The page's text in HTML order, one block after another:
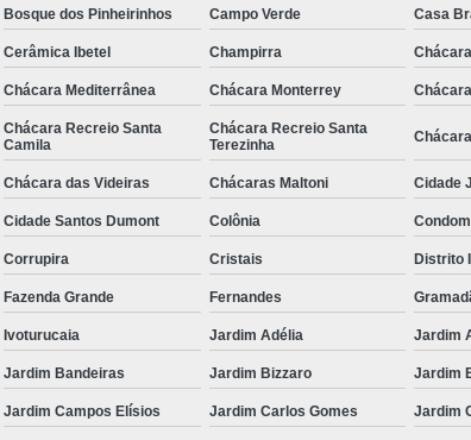
Bosque dos Pinheirinhos Campo Verde Casa
Cerâmica Ibetel Champirra
Chácara Mediterrânea Chácara Monterrey
Chácara Recreio Santa
Camila
Chácara Recreio Santa
Terezinha
Chácara das Videiras Chácaras Maltoni Cidade
Cidade Santos Dumont Colônia
Corrupira Cristais Distrito
Fazenda Grande Fernandes
Ivoturucaia Jardim Adélia Jardim
Jardim Bandeiras Jardim Bizzaro Jardim
Jardim Campos Elísios Jardim Carlos Gomes Jardim